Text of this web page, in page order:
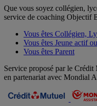
Que vous soyez collégien,
service de coaching Objectif
Vous êtes Collégien,
Vous êtes Jeune actif
Vous êtes Parent
Service proposé par le Crédit
en partenariat avec Mondial